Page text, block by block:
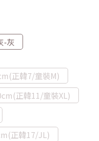
-灰
正韓7/童裝M)
正韓11/童裝XL)
正韓17/JL)